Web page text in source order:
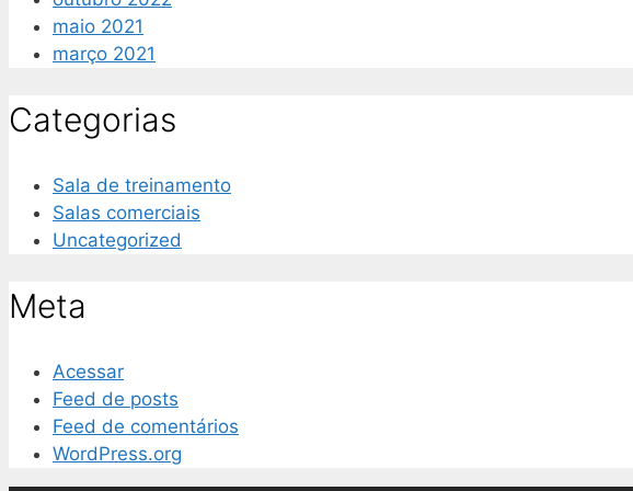
maio 2021
março 2021
Categorias
Sala de treinamento
Salas comerciais
Uncategorized
Meta
Acessar
Feed de posts
Feed de comentários
WordPress.org